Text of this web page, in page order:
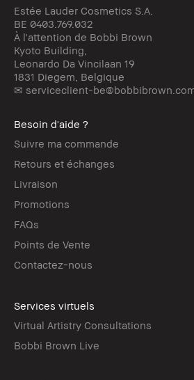
Estée Lauder Cosmetics S.A.
BE 0403.769.032
À l'attention de Bobbi Brown
Kyoto Building,
Leonardo Da Vincilaan 19
1831 Diegem, Belgique
✉ serviceclient-
Besoin d'aide ?
Suivre ma commande
Retours et échanges
Livraison
Promotions
FAQs
Points de Vente
Contactez-nous
Services virtuels
Virtual Artistry Consultations
Bobbi Brown Live